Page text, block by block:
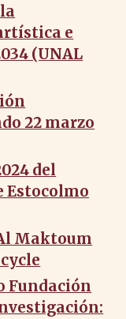
e
(UNAL
22 marzo
del
Estocolmo
Maktoum
Fundación